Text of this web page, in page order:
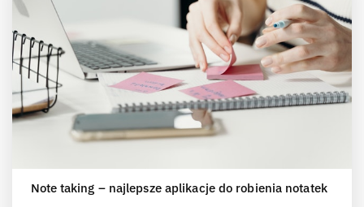
Note taking – najlepsze aplikacje do robienia notatek